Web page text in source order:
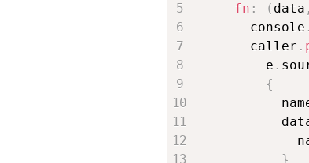
fn : ( data ,
      console
.
      caller
.
        e
.
{
}